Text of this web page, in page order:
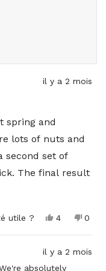
les années à
Greenhouses!
il y a 2 mois
spring and
second set of
The final result
summer. This
area. The
been
utile ?
Oui,
avis
Chris
P.
4
ont
oui
Non,
avis
de
Chris
0
ont
voté
non
il y a 2 mois
absolutely